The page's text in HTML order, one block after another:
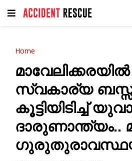
Home
മാവേലിക്കരയിൽ
സ്വകാര്യ
കൂട്ടിയിടിച്ച്
ദാരുണാന്ത്യം..